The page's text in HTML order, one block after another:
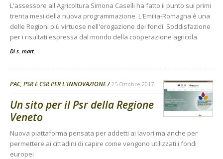
L'assessore all'Agricoltura Simona Caselli ha fatto il punto sui primi
trenta mesi della nuova programmazione. L'Emilia-Romagna è una
delle Regioni più virtuose nell'erogazione dei fondi. Soddisfazione
per i risultati espressa dal mondo della cooperazione agricola
Di s. mart. -
PAC, PSR E CSR PER L'INNOVAZIONE 25 Ottobre 2017
Un sito per il Psr della Regione
Veneto
Nuova piattaforma pensata per addetti ai lavori ma anche per
permettere ai cittadini di capire come vengono utilizzati i fondi
europei